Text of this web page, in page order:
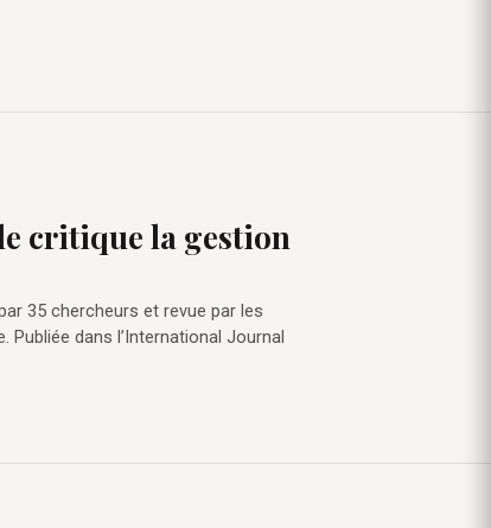
critique la gestion
35 chercheurs et revue par les
dans l’International Journal